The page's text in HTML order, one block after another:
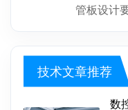
管板设计
技术文章推荐
数